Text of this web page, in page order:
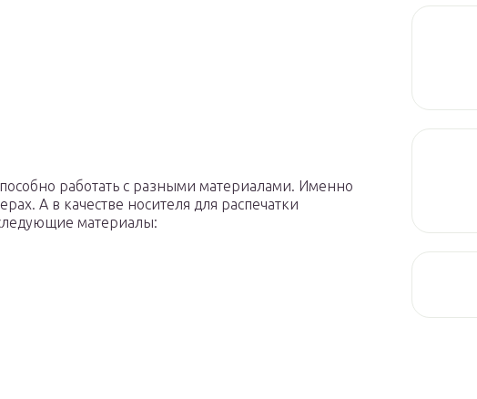
работать с разными материалами. Именно
А в качестве носителя для распечатки
материалы: